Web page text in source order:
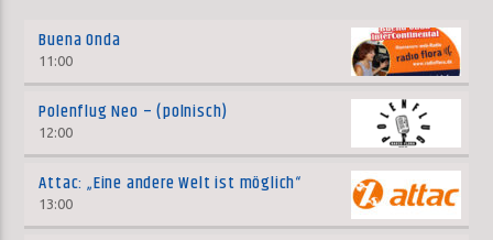
Buena Onda
11:00
Polenflug Neo – (polnisch)
12:00
Attac: „Eine andere Welt ist möglich“
13:00